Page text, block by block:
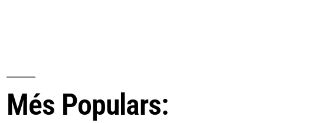
Més Populars: